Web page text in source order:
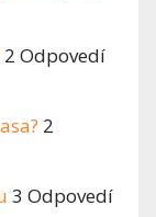
2 Odpovedí
2
3 Odpovedí